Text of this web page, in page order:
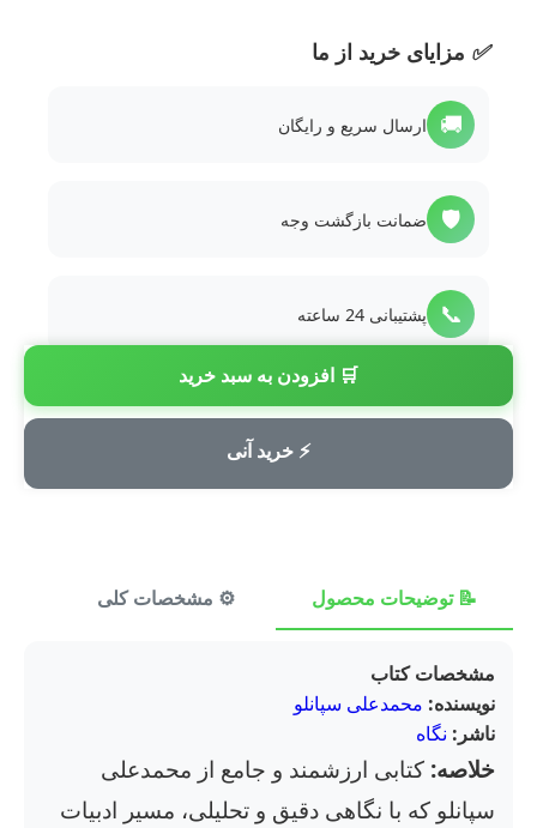
🛒 افزودن به سبد خرید
⚡ خرید آنی
✅ مزایای خرید از ما
🚚 ارسال سریع و رایگان
🛡️ ضمانت بازگشت وجه
📞 پشتیبانی 24 ساعته
💳 پرداخت امن
📝 توضیحات محصول ⚙️ مشخصات کلی
مشخصات کتاب
نویسنده: محمدعلی سپانلو
ناشر: نگاه
خلاصه: کتابی ارزشمند و جامع از محمدعلی
سپانلو که با نگاهی دقیق و تحلیلی، مسیر ادبیات